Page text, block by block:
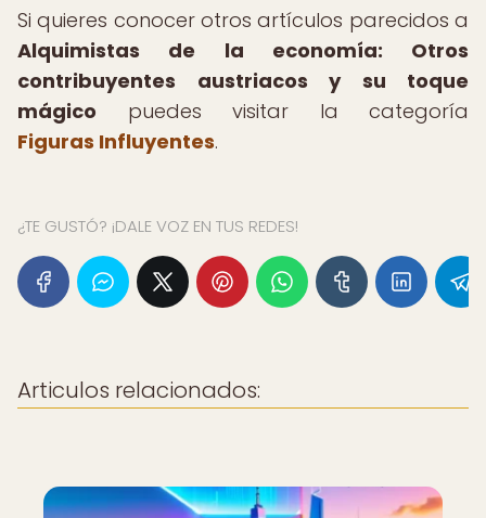
Si quieres conocer otros artículos parecidos a
Alquimistas de la economía: Otros
contribuyentes austriacos y su toque
mágico puedes visitar la categoría
Figuras Influyentes.
¿TE GUSTÓ? ¡DALE VOZ EN TUS REDES!
Articulos relacionados: